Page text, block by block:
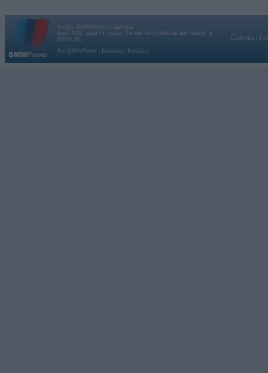
Vortāls BMWPower.lv darbojas
kopš 2002. gada 14. maija. Tas nav auto klubs un nav saistīts ar
BMW AG.
Par BMWPower
Kontakti Reklāma
Galvena